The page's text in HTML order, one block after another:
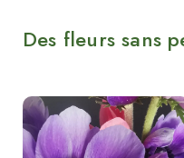
Slow Flower en